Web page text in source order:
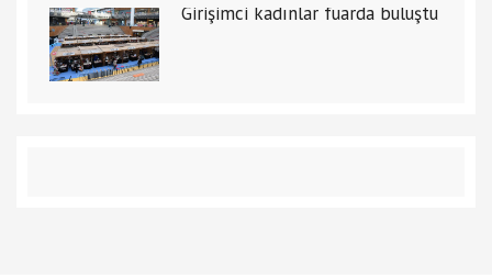
Girişimci kadınlar fuarda buluştu